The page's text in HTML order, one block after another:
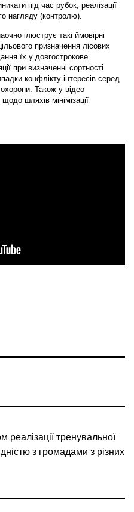
під час рубок, реалізації
нагляду (контролю).
ілюструє такі ймовірні
призначення лісових
їх у довгострокове
при визначенні сортності
конфлікту інтересів серед
Також у відео
шляхів мінімізації
реалізації тренувальної
з громадами з різних